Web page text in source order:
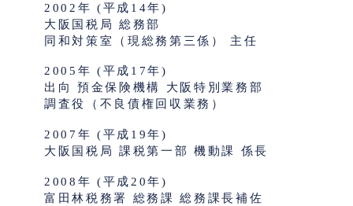
2002年 (平成14年)
大阪国税局 総務部
同和対策室（現総務第三係） 主任
2005年 (平成17年)
出向 預金保険機構 大阪特別業務部
調査役（不良債権回収業務）
2007年 (平成19年)
大阪国税局 課税第一部 機動課 係長
2008年 (平成20年)
富田林税務署 総務課 総務課長補佐